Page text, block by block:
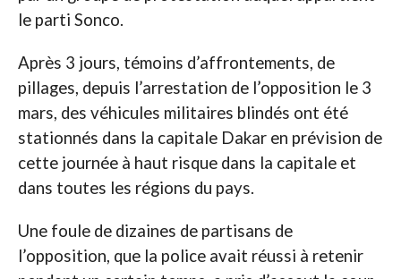
le parti Sonco.
Après 3 jours, témoins d’affrontements, de
pillages, depuis l’arrestation de l’opposition le 3
mars, des véhicules militaires blindés ont été
stationnés dans la capitale Dakar en prévision de
cette journée à haut risque dans la capitale et
dans toutes les régions du pays.
Une foule de dizaines de partisans de
l’opposition, que la police avait réussi à retenir